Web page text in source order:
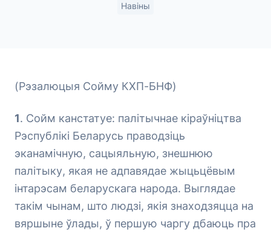
Навіны
(Рэзалюцыя Сойму КХП-БНФ)
1. Сойм канстатуе: палітычнае кіраўніцтва
Рэспублікі Беларусь праводзіць
эканамічную, сацыяльную, знешнюю
палітыку, якая не адпавядае жыцьцёвым
інтарэсам беларускага народа. Выглядае
такім чынам, што людзі, якія знаходзяцца на
вяршыне ўлады, ў першую чаргу дбаюць пра